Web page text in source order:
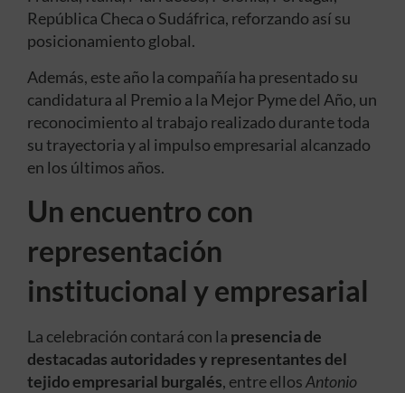
República Checa o Sudáfrica, reforzando así su
posicionamiento global.
Además, este año la compañía ha presentado su
candidatura al Premio a la Mejor Pyme del Año, un
reconocimiento al trabajo realizado durante toda
su trayectoria y al impulso empresarial alcanzado
en los últimos años.
Un encuentro con
representación
institucional y empresarial
La celebración contará con la presencia de
destacadas autoridades y representantes del
tejido empresarial burgalés, entre ellosAntonio